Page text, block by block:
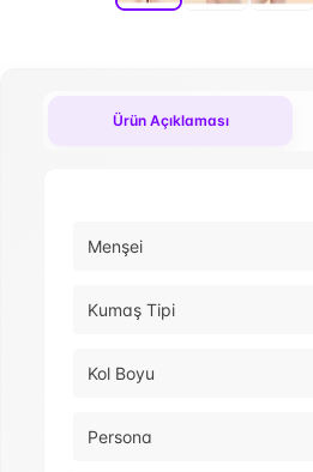
Ürün Açıklaması
Menşei
Kumaş Tipi
Kol Boyu
Persona